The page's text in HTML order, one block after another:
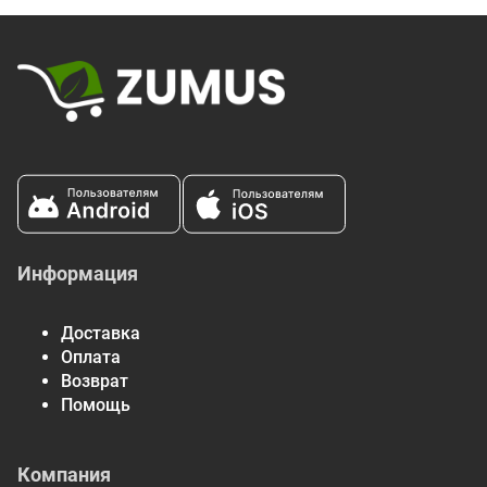
Информация
Доставка
Оплата
Возврат
Помощь
Компания